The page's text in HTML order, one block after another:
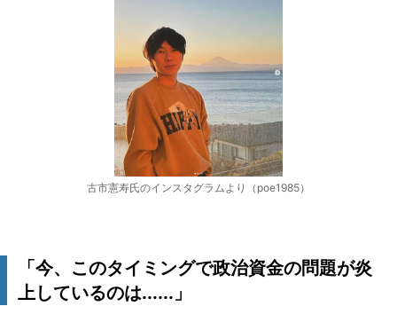
古市憲寿氏のインスタグラムより（poe1985）
「今、このタイミングで政治資金の問題が炎
上しているのは......」